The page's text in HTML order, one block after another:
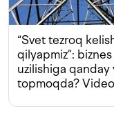
“Svet tezroq
qilyapmiz”:
uzilishiga qanday
topmoqda? Video